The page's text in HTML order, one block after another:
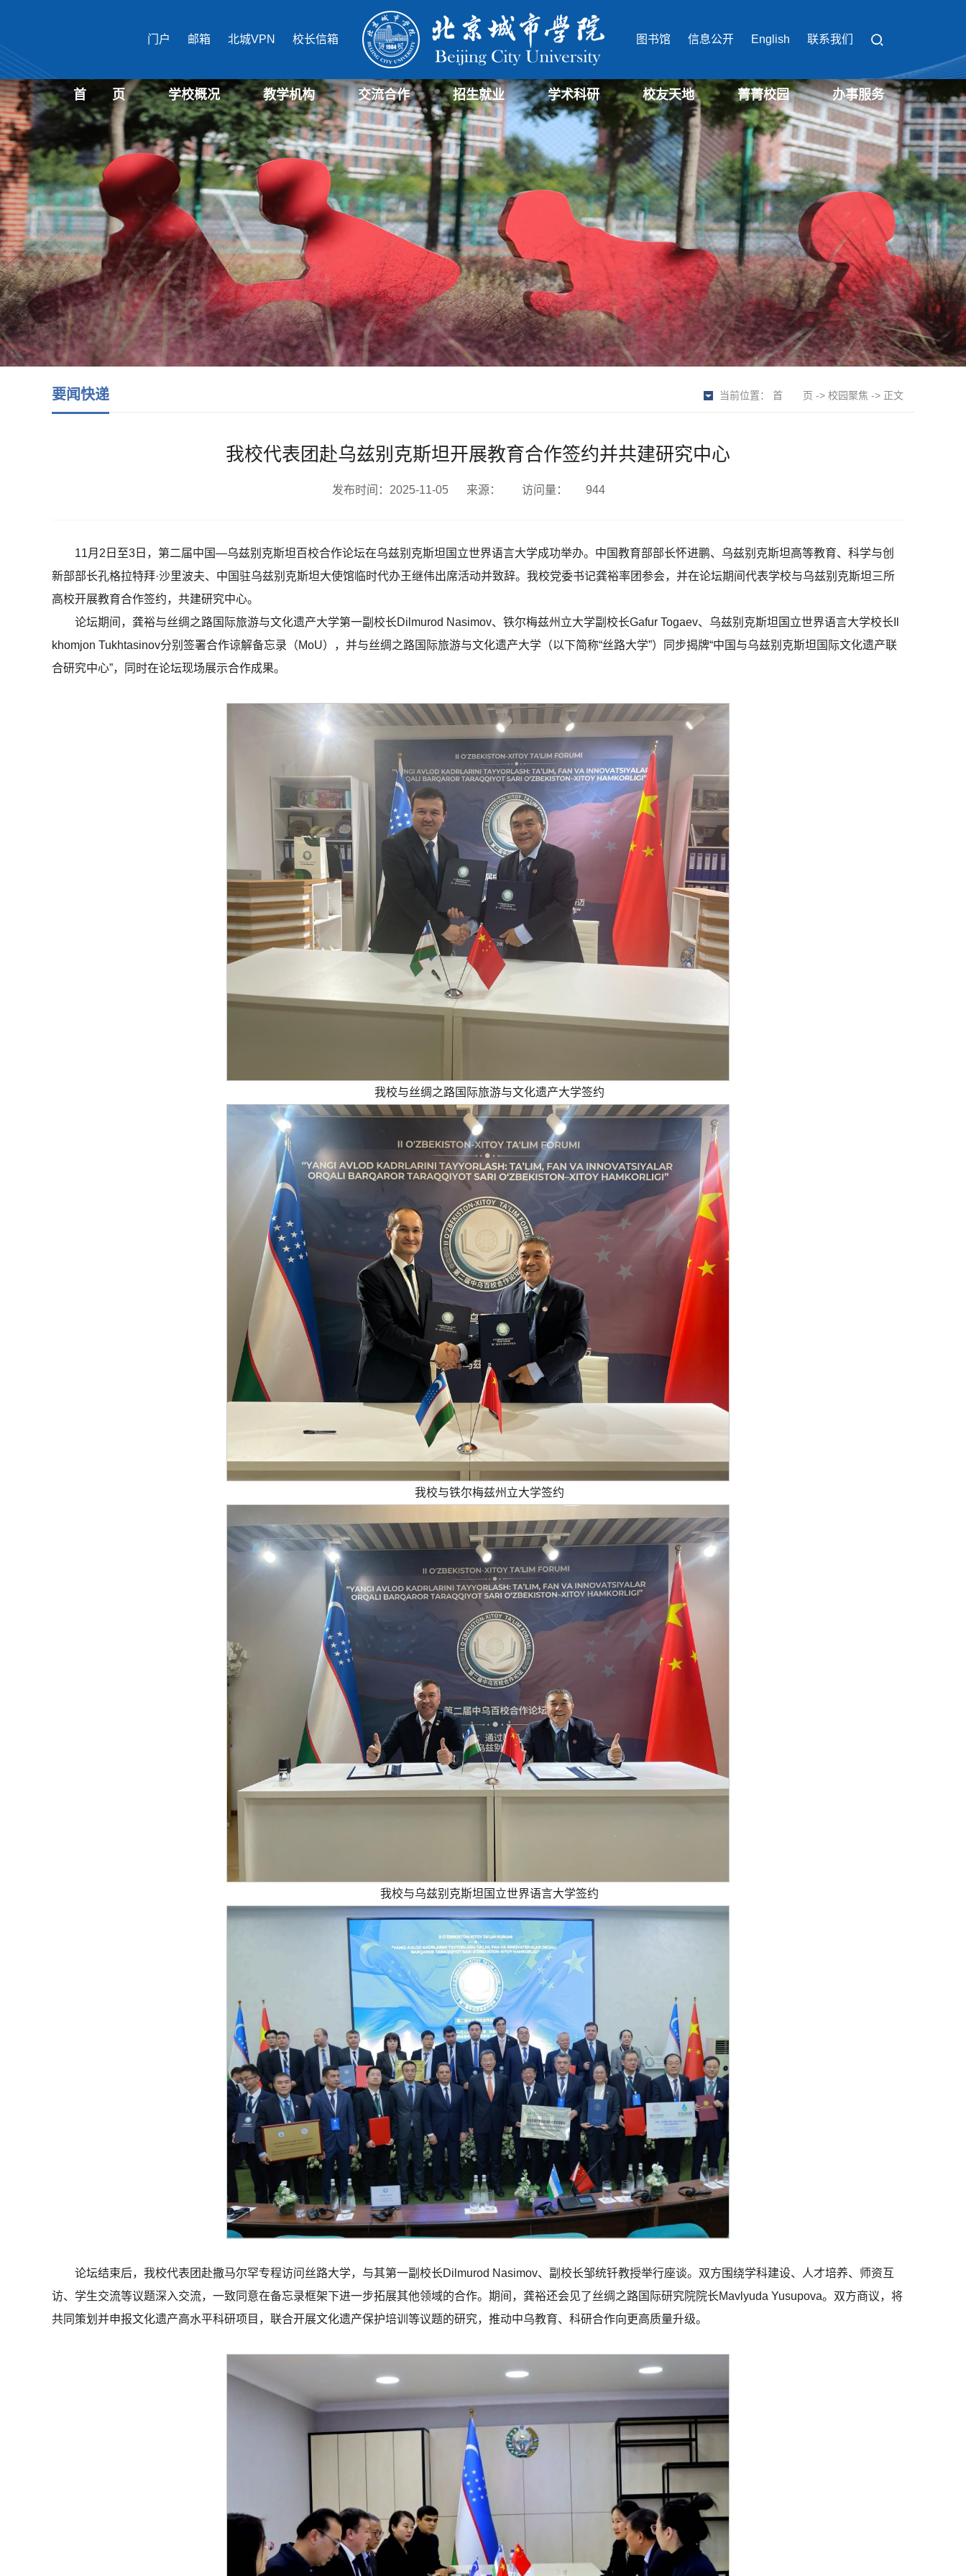
门户 邮箱 北城VPN 校长信箱 图书馆 信息公开 English 联系我们
首 页 学校概况
学校介绍
现任领导
机构设置
教学机构
公共管理学部
经济管理学部
国际文化与传播学部
艺术设计学部
表演学部
生物医药学部
信息学部
城市建设学部
教育学部
教育培训中心
文化遗产学部
马克思主义学院
交流合作 招生就业
招生信息
就业信息
研究生招生信息
北城-华威项目管理硕士
北城-中德合作办学项目
学术科研
科研与社会服务处
科研机构
北城学报
校友天地 菁菁校园 办事服务
校园办事流程
校园缴费平台
校园服务
要闻快递 当前位置： 首 页 -> 校园聚焦 -> 正文
我校代表团赴乌兹别克斯坦开展教育合作签约并共建研究中心
发布时间：2025-11-05 来源： 访问量： 944
11月2日至3日，第二届中国—乌兹别克斯坦百校合作论坛在乌兹别克斯坦国立世界语言大学成功举办。中国教育部部长怀进鹏、乌兹别克斯坦高等教育、科学与创
新部部长孔格拉特拜·沙里波夫、中国驻乌兹别克斯坦大使馆临时代办王继伟出席活动并致辞。我校党委书记龚裕率团参会，并在论坛期间代表学校与乌兹别克斯坦三所
高校开展教育合作签约，共建研究中心。
论坛期间，龚裕与丝绸之路国际旅游与文化遗产大学第一副校长Dilmurod Nasimov、铁尔梅兹州立大学副校长Gafur Togaev、乌兹别克斯坦国立世界语言大学校长Il
khomjon Tukhtasinov分别签署合作谅解备忘录（MoU），并与丝绸之路国际旅游与文化遗产大学（以下简称“丝路大学”）同步揭牌“中国与乌兹别克斯坦国际文化遗产联
合研究中心”，同时在论坛现场展示合作成果。
我校与丝绸之路国际旅游与文化遗产大学签约
我校与铁尔梅兹州立大学签约
我校与乌兹别克斯坦国立世界语言大学签约
论坛结束后，我校代表团赴撒马尔罕专程访问丝路大学，与其第一副校长Dilmurod Nasimov、副校长邹统钎教授举行座谈。双方围绕学科建设、人才培养、师资互
访、学生交流等议题深入交流，一致同意在备忘录框架下进一步拓展其他领域的合作。期间，龚裕还会见了丝绸之路国际研究院院长Mavlyuda Yusupova。双方商议，将
共同策划并申报文化遗产高水平科研项目，联合开展文化遗产保护培训等议题的研究，推动中乌教育、科研合作向更高质量升级。